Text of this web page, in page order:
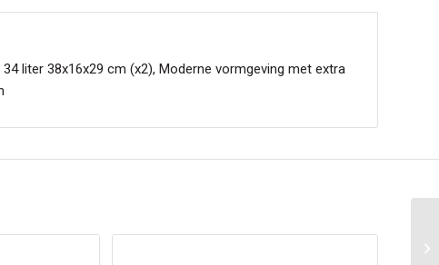
liter 38x16x29 cm (x2), Moderne vormgeving met extra